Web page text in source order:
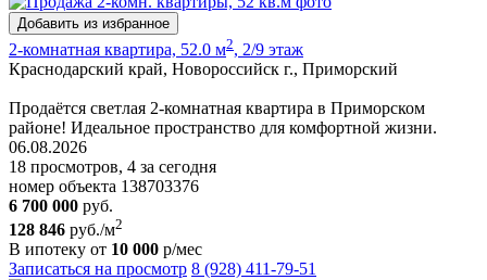
Добавить из избранное
2-комнатная квартира, 52.0 м2, 2/9 этаж
Краснодарский край, Новороссийск г., Приморский
Продаётся светлая 2-комнатная квартира в Приморском
районе! Идеальное пространство для комфортной жизни.
06.08.2026
18 просмотров, 4 за сегодня
номер объекта 138703376
6 700 000 руб.
128 846 руб./м2
В ипотеку от 10 000 р/мес
Записаться на просмотр 8 (928) 411-79-51